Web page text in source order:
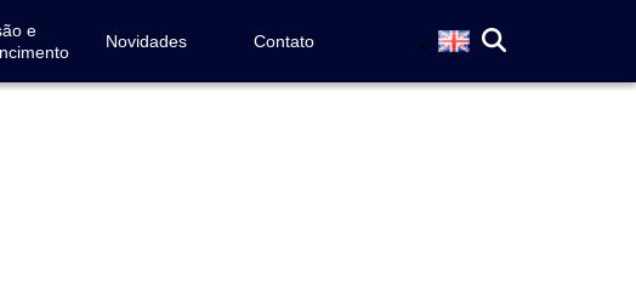
e
Novidades Contato